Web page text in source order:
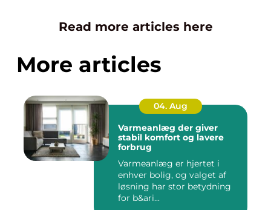
Read more articles here
More articles
04. Aug
Varmeanlæg der giver
stabil komfort og lavere
forbrug
Varmeanlæg er hjertet i
enhver bolig, og valget af
løsning har stor betydning
for b&ari...